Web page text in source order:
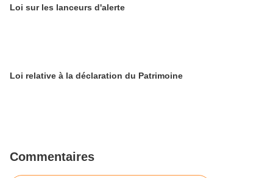
Loi sur les lanceurs d'alerte
Loi relative à la déclaration du Patrimoine
Commentaires